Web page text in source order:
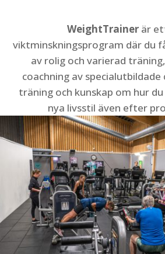
WeightTrainer är
viktminskningsprogram där du
av rolig och varierad
coachning av
träning och kunskap om hur
nya livsstil även efter